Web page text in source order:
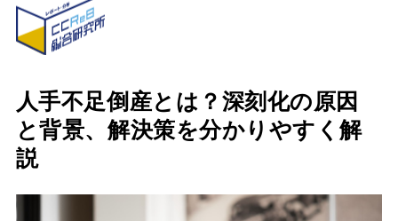
人手不足倒産とは？深刻化の原因
と背景、解決策を分かりやすく解
説